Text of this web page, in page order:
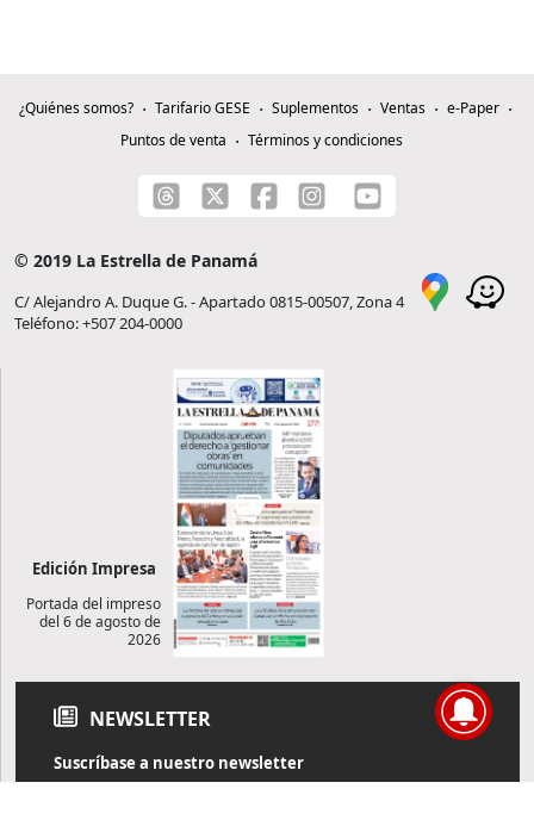
¿Quiénes somos? Tarifario GESE Suplementos Ventas
e-Paper
Puntos de venta
Términos y condiciones
© 2019 La Estrella de Panamá
C/ Alejandro A. Duque G. - Apartado 0815-00507, Zona 4
Teléfono: +507 204-0000
Edición Impresa
Portada del impreso
del 6 de agosto de
2026
NEWSLETTER
Suscríbase a nuestro newsletter
Reciba diariamente información de actualidad directamente en